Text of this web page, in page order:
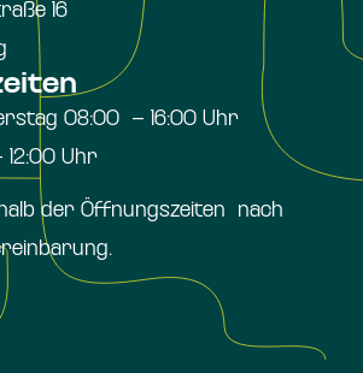
16
08:00 – 16:00 Uhr
Uhr
der Öffnungszeiten nach